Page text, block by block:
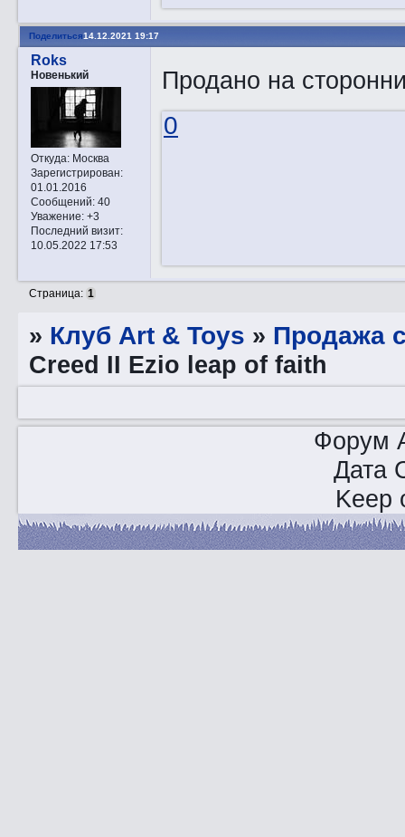
Поделиться14.12.2021 19:17
Roks
Новенький
Откуда:Москва
Зарегистрирован:
01.01.2016
Сообщений:40
Уважение: +3
Последний визит:
10.05.2022 17:53
Продано на
0
Страница: 1
» Клуб Art & Toys » Продажа
Creed II Ezio leap of faith
Форум
Дата
Keep